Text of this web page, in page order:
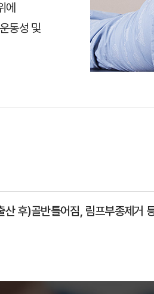
에
동성 및
후)골반틀어짐, 림프부종제거